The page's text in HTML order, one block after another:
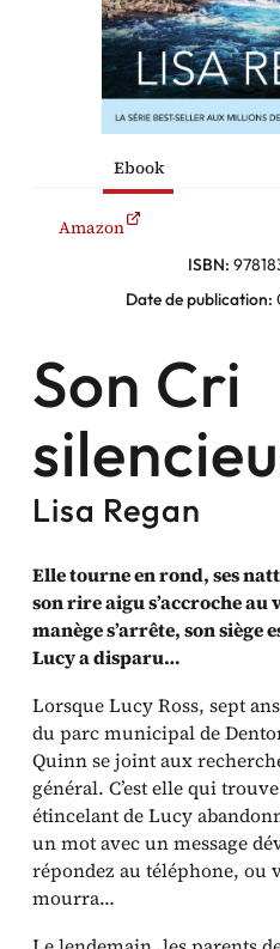
Instagram
Ebook
Amazon
ISBN:
Date de publication:
Son Cri
Lisa Regan
Elle tourne en rond, ses
son rire aigu s’accroche au
manège s’arrête, son siège
Lucy a disparu…
Lorsque Lucy Ross, sept
du parc municipal de
Quinn se joint aux
général. C’est elle qui
étincelant de Lucy
un mot avec un message
répondez au téléphone, ou
mourra…